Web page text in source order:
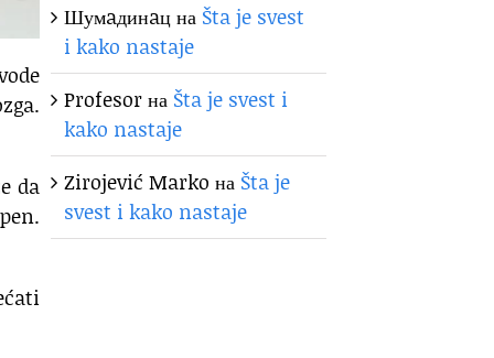
da
Шумaдинaцна Šta je svest
i kako nastaje
Profesorна Šta je svest i
kako nastaje
Zirojević Marko на Šta je
svest i kako nastaje